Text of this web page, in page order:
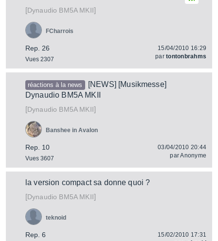
[Dynaudio BM5A MKII]
Rep. 26
Vues 2307
FCharrois
15/04/2010 16:29
partontonbrahms
réactions à la news
[NEWS] [Musikmesse]
Dynaudio BM5A MKII
[Dynaudio BM5A MKII]
Rep. 10
Vues 3607
Banshee in Avalon
03/04/2010 20:44
parAnonyme
la version compact sa donne quoi ?
[Dynaudio BM5A MKII]
Rep. 6
teknoid
15/02/2010 17:31